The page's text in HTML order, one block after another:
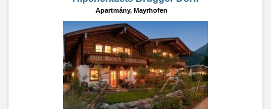
Apartmány, Mayrhofen